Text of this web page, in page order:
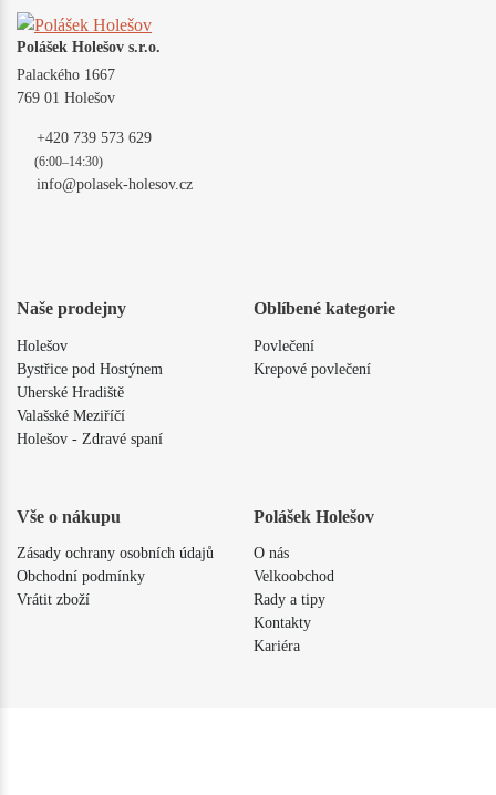
Polášek Holešov s.r.o.
Palackého 1667
769 01 Holešov
+420 739 573 629
(6:00–14:30)
info@polasek-holesov.cz
Naše prodejny
Holešov
Bystřice pod Hostýnem
Uherské Hradiště
Valašské Meziříčí
Holešov - Zdravé spaní
Oblíbené kategorie
Povlečení
Krepové povlečení
Vše o nákupu
Zásady ochrany osobních údajů
Obchodní podmínky
Vrátit zboží
Polášek Holešov
O nás
Velkoobchod
Rady a tipy
Kontakty
Kariéra